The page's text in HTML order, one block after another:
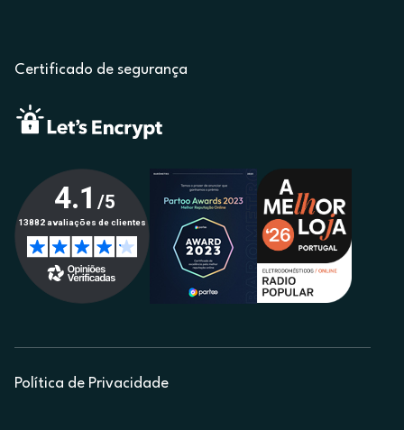
Certificado de segurança
Política de Privacidade